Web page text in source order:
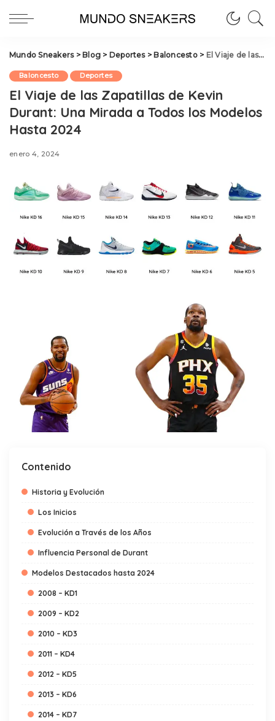
Mundo Sneakers> Blog > Deportes> Baloncesto> El Viaje de las Zapatillas de Kevin Durant: Una Mirada a Todos los Modelos Hasta 2024
Baloncesto Deportes
El Viaje de las Zapatillas de Kevin
Durant: Una Mirada a Todos los Modelos
Hasta 2024
enero 4, 2024
Contenido
Historia y Evolución
Los Inicios
Evolución a Través de los Años
Influencia Personal de Durant
Modelos Destacados hasta 2024
2008 – KD1
2009 – KD2
2010 – KD3
2011 – KD4
2012 – KD5
2013 – KD6
2014 – KD7